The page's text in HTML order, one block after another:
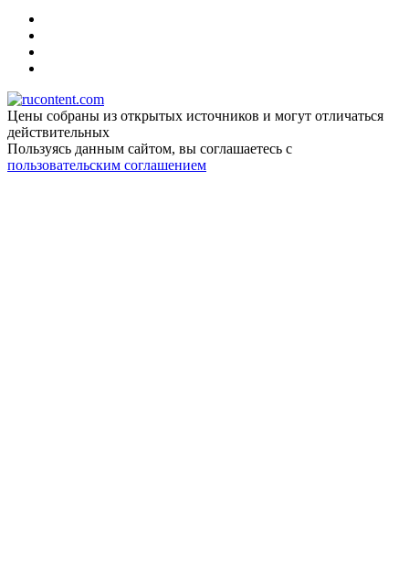
Цены собраны из открытых источников и могут отличаться
действительных
Пользуясь данным сайтом, вы соглашаетесь c
пользовательским соглашением